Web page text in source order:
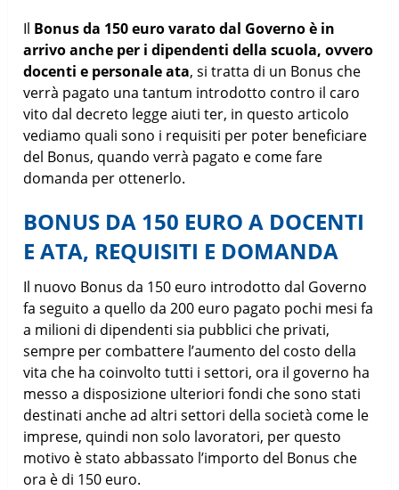
Il Bonus da 150 euro varato dal Governo è in
arrivo anche per i dipendenti della scuola, ovvero
docenti e personale ata, si tratta di un Bonus che
verrà pagato una tantum introdotto contro il caro
vito dal decreto legge aiuti ter, in questo articolo
vediamo quali sono i requisiti per poter beneficiare
del Bonus, quando verrà pagato e come fare
domanda per ottenerlo.
BONUS DA 150 EURO A DOCENTI
E ATA, REQUISITI E DOMANDA
Il nuovo Bonus da 150 euro introdotto dal Governo
fa seguito a quello da 200 euro pagato pochi mesi fa
a milioni di dipendenti sia pubblici che privati,
sempre per combattere l’aumento del costo della
vita che ha coinvolto tutti i settori, ora il governo ha
messo a disposizione ulteriori fondi che sono stati
destinati anche ad altri settori della società come le
imprese, quindi non solo lavoratori, per questo
motivo è stato abbassato l’importo del Bonus che
ora è di 150 euro.